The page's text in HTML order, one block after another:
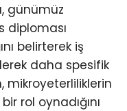
günümüz
diploması
belirterek iş
daha spesifik
mikroyeterliliklerin
rol oynadığını